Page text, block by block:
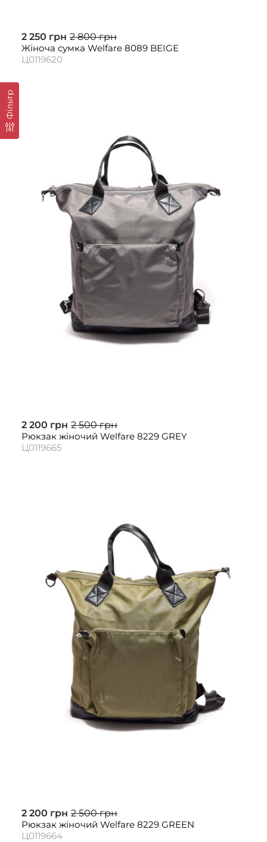
Фільтр
2 250 грн 2 800 грн
Жіноча сумка Welfare 8089 BEIGE
Ц0119620
2 200 грн 2 500 грн
Рюкзак жіночий Welfare 8229 GREY
Ц0119665
2 200 грн 2 500 грн
Рюкзак жіночий Welfare 8229 GREEN
Ц0119664